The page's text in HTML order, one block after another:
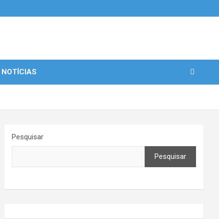
Pesquisar
Pesquisar